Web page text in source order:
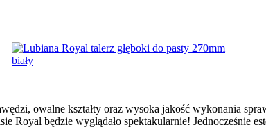
owalne kształty oraz wysoka jakość wykonania
Royal będzie wyglądało spektakularnie! Jednocześnie